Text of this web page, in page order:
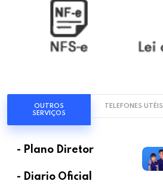
OUTROS
SERVIÇOS
TELEFONES UTÉIS
- Plano Diretor
- Diario Oficial